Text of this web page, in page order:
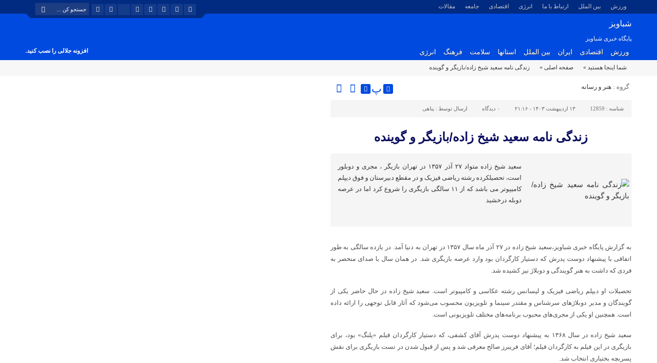
ورزش بین الملل ارتباط با ما انرژی اقتصادی جامعه مقالات
شباویز
پایگاه خبری شباویز
ورزش اقتصادی ایران بین الملل استانها سلامت فرهنگ انرژی افزونه جلالی را نصب کنید.
شما اینجا هستید » صفحه اصلی » زندگی نامه سعید شیخ زاده/بازیگر و گوینده
گروه : هنر و رسانه پ
شناسه : 12859 ۱۳ اردیبهشت ۱۴۰۳ - ۲۱:۱۶ ۰ دیدگاه ارسال توسط : پناهی
زندگی نامه سعید شیخ زاده/بازیگر و گوینده
سعید شیخ زاده متواد ۲۷ آذر ۱۳۵۷ در تهران بازیگر ، مجری و دوبلور
است، تحصیلکرده رشته ریاضی فیزیک و در مقطع دبیرستان و فوق دیپلم
کامیپوتر می باشد که از ۱۱ سالگی بازیگری را شروع کرد اما در عرصه
دوبله درخشید
به گزارش پایگاه خبری شباویز،سعید شیخ زاده در ۲۷ آذر ماه سال ۱۳۵۷ در تهران به دنیا آمد. در یازده سالگی به طور
اتفاقی با پیشنهاد دوست پدرش که دستیار کارگردان بود وارد عرصه بازیگری شد. در همان سال با صدای منحصر به
فردی که داشت به هنر گویندگی و دوبلاژ نیز کشیده شد.
تحصیلات او دیپلم ریاضی فیزیک و لیسانس رشته عکاسی و کامپیوتر است. سعید شیخ زاده در حال حاضر یکی از
گویندگان و مدیر دوبلاژ‌های سرشناس و مقتدر سینما و تلویزیون محسوب می‌شود که آثار قابل توجهی را ارائه داده
است. همچنین او یکی از مجری‌های محبوب برنامه‌های مختلف تلویزیونی است.
سعید شیخ زاده در سال ۱۳۶۸ به پیشنهاد دوست پدرش آقای کشفی، که دستیار کارگردان فیلم «پلنگ» بود، برای
بازیگری در این فیلم به کارگردان فیلم؛ آقای فریبرز صالح معرفی شد و پس از قبول شدن در تست بازیگری برای نقش
پسربچه بختیاری انتخاب شد.